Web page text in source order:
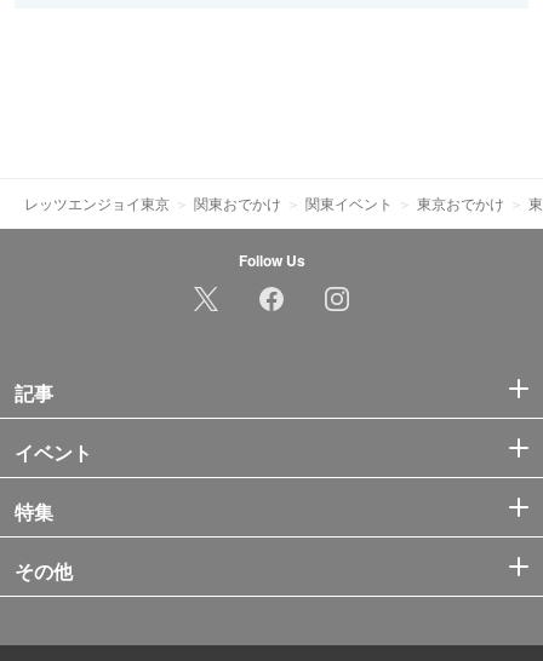
レッツエンジョイ東京 関東おでかけ 関東イベント 東京おでかけ
Follow Us
記事
イベント
特集
その他